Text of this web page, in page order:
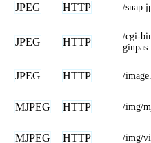
JPEG HTTP /
JPEG HTTP
/cgi-
JPEG HTTP /
MJPEG HTTP /img/
MJPEG HTTP /img/